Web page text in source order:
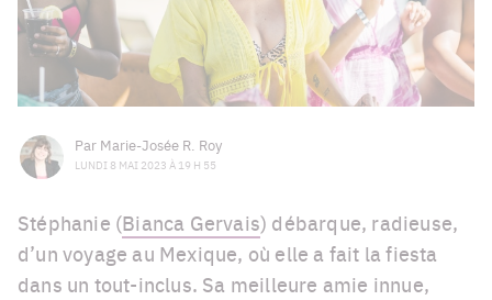
Par Marie-Josée R. Roy
LUNDI 8 MAI 2023 À 19 H 55
Stéphanie (Bianca Gervais) débarque, radieuse,
d’un voyage au Mexique, où elle a fait la fiesta
dans un tout-inclus. Sa meilleure amie innue,